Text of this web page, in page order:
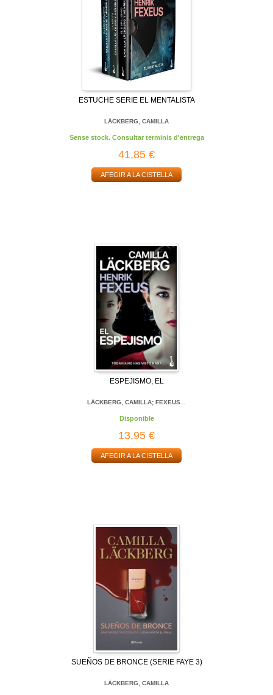
ESTUCHE SERIE EL MENTALISTA
LÄCKBERG, CAMILLA
Sense stock. Consultar terminis d'entrega
41,85 €
AFEGIR A LA CISTELLA
ESPEJISMO, EL
LÄCKBERG, CAMILLA; FEXEUS...
Disponible
13,95 €
AFEGIR A LA CISTELLA
SUEÑOS DE BRONCE (SERIE FAYE 3)
LÄCKBERG, CAMILLA